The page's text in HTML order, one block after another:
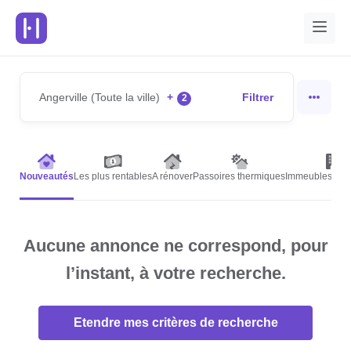
Angerville (Toute la ville) + 2 Filtrer
Nouveautés Les plus rentablesA rénoverPassoires thermiques Immeubles de
Aucune annonce ne correspond, pour
l’instant, à votre recherche.
Etendre mes critères de recherche